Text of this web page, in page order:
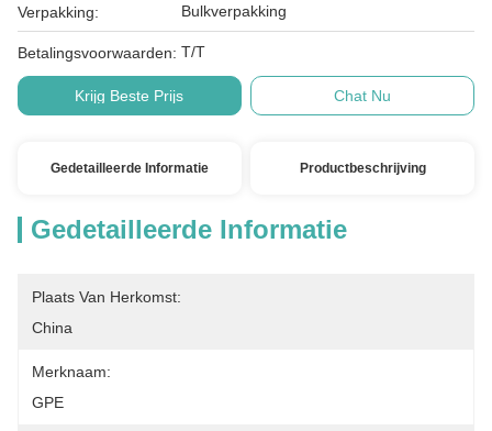
Verpakking: Bulkverpakking
Betalingsvoorwaarden: T/T
Krijg Beste Prijs Chat Nu
Gedetailleerde Informatie Productbeschrijving
Gedetailleerde Informatie
Plaats Van Herkomst:
China
Merknaam:
GPE